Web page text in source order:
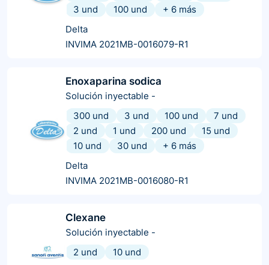
3 und
100 und + 6 más
Delta
INVIMA 2021MB-0016079-R1
Enoxaparina sodica
Solución inyectable -
300 und
3 und 100 und
7 und
2 und
1 und 200 und
15 und
10 und
30 und + 6 más
Delta
INVIMA 2021MB-0016080-R1
Clexane
Solución inyectable -
2 und
10 und